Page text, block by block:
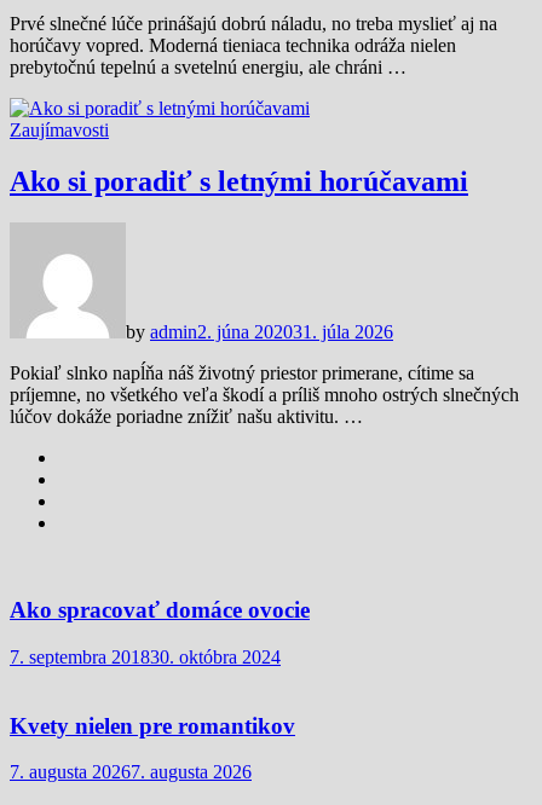
Prvé slnečné lúče prinášajú dobrú náladu, no treba myslieť aj na
horúčavy vopred. Moderná tieniaca technika odráža nielen
prebytočnú tepelnú a svetelnú energiu, ale chráni …
Zaujímavosti
Ako si poradiť s letnými horúčavami
by admin2. júna 202031. júla 2026
Pokiaľ slnko napĺňa náš životný priestor primerane, cítime sa
príjemne, no všetkého veľa škodí a príliš mnoho ostrých slnečných
lúčov dokáže poriadne znížiť našu aktivitu. …
Ako spracovať domáce ovocie
7. septembra 201830. októbra 2024
Kvety nielen pre romantikov
7. augusta 20267. augusta 2026